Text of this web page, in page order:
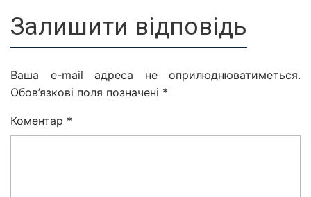
Залишити відповідь
Ваша e-mail адреса не оприлюднюватиметься.
Обов’язкові поля позначені *
Коментар *